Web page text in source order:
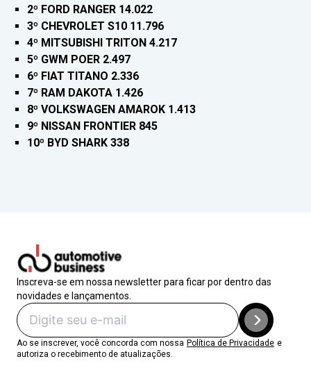
2º FORD RANGER 14.022
3º CHEVROLET S10 11.796
4º MITSUBISHI TRITON 4.217
5º GWM POER 2.497
6º FIAT TITANO 2.336
7º RAM DAKOTA 1.426
8º VOLKSWAGEN AMAROK 1.413
9º NISSAN FRONTIER 845
10º BYD SHARK 338
Inscreva-se em nossa newsletter para ficar por dentro das
novidades e lançamentos.
Ao se inscrever, você concorda com nossa Política de Privacidade e
autoriza o recebimento de atualizações.